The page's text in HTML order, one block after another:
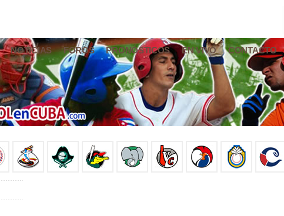
NOTICIAS FOROS PRONÓSTICOS EN VIVO CONTACTO